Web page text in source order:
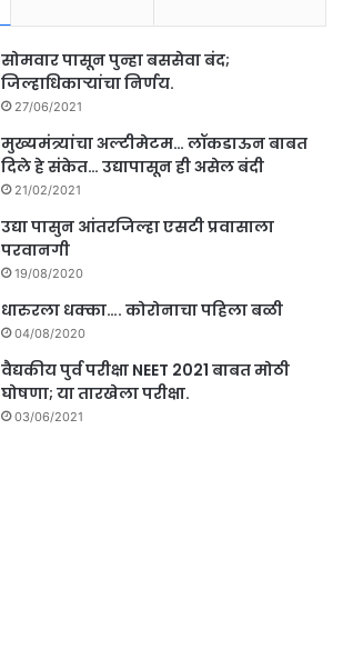
सोमवार पासून पुन्हा बससेवा बंद;
जिल्हाधिकाऱ्यांचा निर्णय.
27/06/2021
मुख्यमंत्र्यांचा अल्टीमेटम… लॉकडाऊन बाबत
दिले हे संकेत… उद्यापासून ही असेल बंदी
21/02/2021
उद्या पासुन आंतरजिल्हा एसटी प्रवासाला
परवानगी
19/08/2020
धारुरला धक्का…. कोरोनाचा पहिला बळी
04/08/2020
वैद्यकीय पुर्व परीक्षा NEET 2021 बाबत मोठी
घोषणा; या तारखेला परीक्षा.
03/06/2021